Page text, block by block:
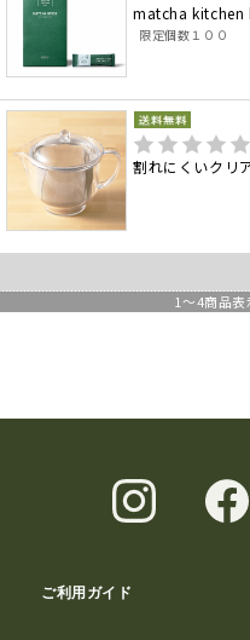
matcha kitchen
限定個数１００
割れにくいクリ
1 ～4商品表
ご利用ガイド